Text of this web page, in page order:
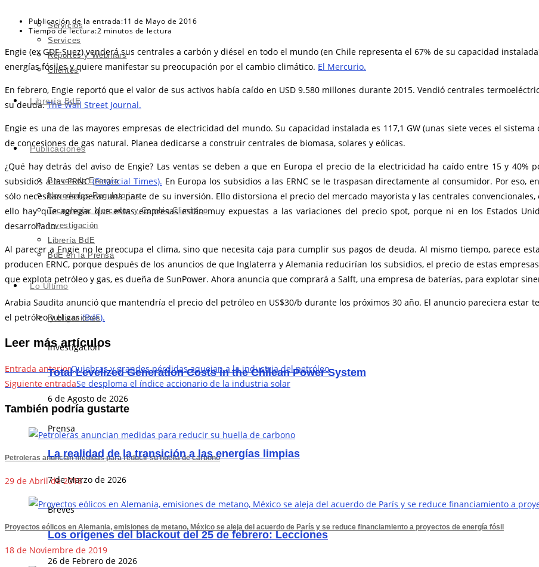
Servicios
Services
Reportes y Webinars
Clientes
Librería BdE
Publicaciones
Breves de Energía
Novedades Regulatorias
Tecnología, Mercados y Cambio Climático
Investigación
Librería BdE
BdE en la Prensa
Lo Último
Publicaciones
Investigación
Total Levelized Generation Costs in the Chilean Power System
6 de Agosto de 2026
Prensa
La realidad de la transición a las energías limpias
7 de Marzo de 2026
Breves
Los orígenes del blackout del 25 de febrero: Lecciones
26 de Febrero de 2026
Publicación de la entrada:11 de Mayo de 2016
Tiempo de lectura:2 minutos de lectura
Engie (ex GDF-Suez) venderá sus centrales a carbón y diésel en todo el mundo (en Chile representa el 67% de su capacidad
energías fósiles y quiere manifestar su preocupación por el cambio climático. El Mercurio.
En febrero, Engie reportó que el valor de sus activos había caído en USD 9.580 millones durante 2015. Vendió centrales
su deuda.The Wall Street Journal.
Engie es una de las mayores empresas de electricidad del mundo. Su capacidad instalada es 117,1 GW (unas siete veces el sistema
de concesiones de gas natural. Planea dedicarse a construir centrales de biomasa, solares y eólicas.
¿Qué hay detrás del aviso de Engie? Las ventas se deben a que en Europa el precio de la electricidad ha caído entre 15 y
subsidios a las ERNC(Financial Times). En Europa los subsidios a las ERNC se le traspasan directamente al consumidor. Por eso,
sólo necesitan recuperar una parte de su inversión. Ello distorsiona el precio del mercado mayorista y las centrales
ello hay que agregar que estas empresas están muy expuestas a las variaciones del precio spot, porque ni en los Estados
desarrollado.
Al parecer a Engie no le preocupa el clima, sino que necesita caja para cumplir sus pagos de deuda. Al mismo tiempo, parece
producen ERNC, porque después de los anuncios de que Inglaterra y Alemania reducirían los subsidios, el precio de estas
que explota petróleo y gas, es dueña de SunPower. Ahora anuncia que comprará a Salft, una empresa de baterías, para explotar
Arabia Saudita anunció que mantendría el precio del petróleo en US$30/b durante los próximos 30 año. El anuncio pareciera estar
el petróleo y el gas(BdE).
Leer más artículos
Entrada anteriorQuiebras y grandes pérdidas aquejan a la industria del petróleo
Siguiente entradaSe desploma el índice accionario de la industria solar
También podría gustarte
Petroleras anuncian medidas para reducir su huella de carbono
29 de Abril de 2018
Proyectos eólicos en Alemania, emisiones de metano, México se aleja del acuerdo de París y se reduce financiamiento a proyectos de energía fósil
18 de Noviembre de 2019